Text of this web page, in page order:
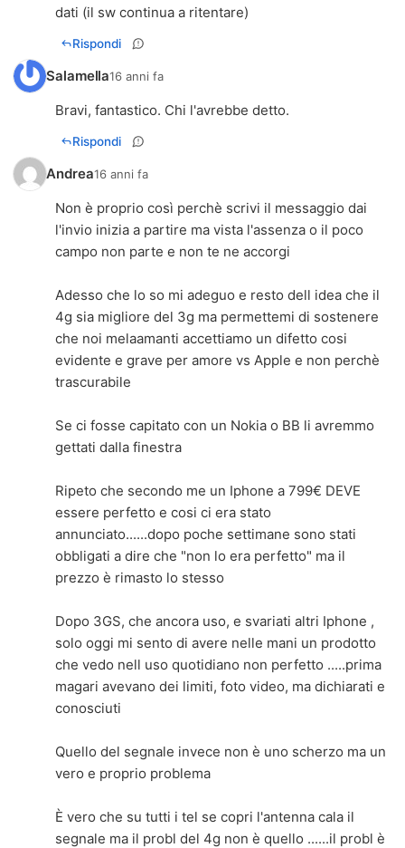
dati (il sw continua a ritentare)
Rispondi
Salamella16 anni fa
Bravi, fantastico. Chi l'avrebbe detto.
Rispondi
Andrea16 anni fa
Non è proprio così perchè scrivi il messaggio dai
l'invio inizia a partire ma vista l'assenza o il poco
campo non parte e non te ne accorgi
Adesso che lo so mi adeguo e resto dell idea che il
4g sia migliore del 3g ma permettemi di sostenere
che noi melaamanti accettiamo un difetto cosi
evidente e grave per amore vs Apple e non perchè
trascurabile
Se ci fosse capitato con un Nokia o BB li avremmo
gettati dalla finestra
Ripeto che secondo me un Iphone a 799€ DEVE
essere perfetto e cosi ci era stato
annunciato......dopo poche settimane sono stati
obbligati a dire che "non lo era perfetto" ma il
prezzo è rimasto lo stesso
Dopo 3GS, che ancora uso, e svariati altri Iphone ,
solo oggi mi sento di avere nelle mani un prodotto
che vedo nell uso quotidiano non perfetto .....prima
magari avevano dei limiti, foto video, ma dichiarati e
conosciuti
Quello del segnale invece non è uno scherzo ma un
vero e proprio problema
È vero che su tutti i tel se copri l'antenna cala il
segnale ma il probl del 4g non è quello ......il probl è